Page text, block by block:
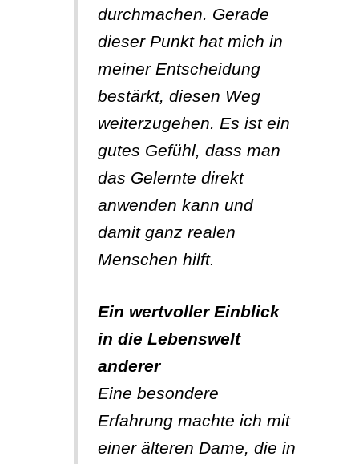
durchmachen. Gerade
dieser Punkt hat mich in
meiner Entscheidung
bestärkt, diesen Weg
weiterzugehen. Es ist ein
gutes Gefühl, dass man
das Gelernte direkt
anwenden kann und
damit ganz realen
Menschen hilft.
Ein wertvoller Einblick
in die Lebenswelt
anderer
Eine besondere
Erfahrung machte ich mit
einer älteren Dame, die in